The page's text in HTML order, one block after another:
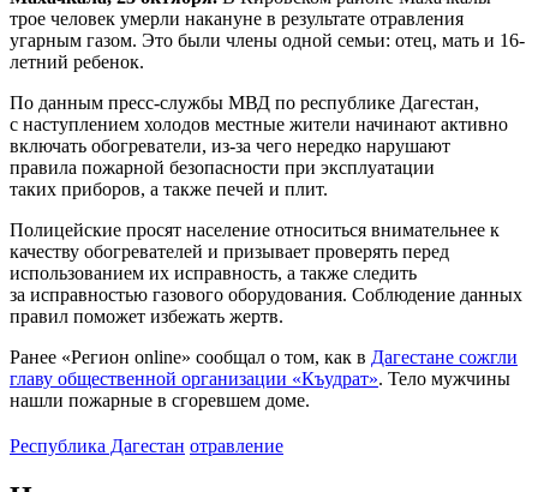
трое человек умерли накануне в результате отравления
угарным газом. Это были члены одной семьи: отец, мать и 16-
летний ребенок.
По данным пресс-службы МВД по республике Дагестан,
с наступлением холодов местные жители начинают активно
включать обогреватели, из-за чего нередко нарушают
правила пожарной безопасности при эксплуатации
таких приборов, а также печей и плит.
Полицейские просят население относиться внимательнее к
качеству обогревателей и призывает проверять перед
использованием их исправность, а также следить
за исправностью газового оборудования. Соблюдение данных
правил поможет избежать жертв.
Ранее «Регион online» сообщал о том, как в Дагестане сожгли
главу общественной организации «Къудрат». Тело мужчины
нашли пожарные в сгоревшем доме.
Республика Дагестан отравление